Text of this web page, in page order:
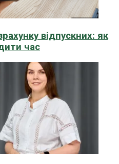
відпускних: як
час